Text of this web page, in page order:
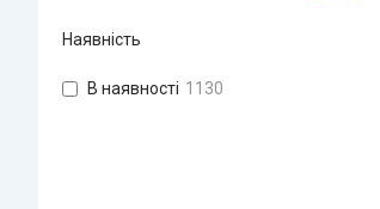
Наявність
В наявності 1130